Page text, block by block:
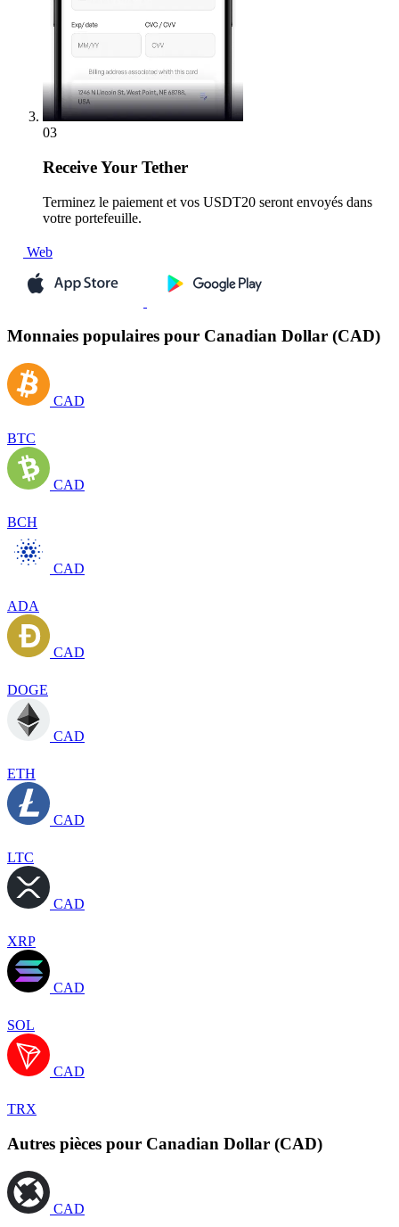
03
ReceiveYour Tether
Terminez le paiement et vos USDT20 seront envoyés dans
votre portefeuille.
Web
Monnaies populaires pour Canadian Dollar (CAD)
CAD
BTC
CAD
BCH
CAD
ADA
CAD
DOGE
CAD
ETH
CAD
LTC
CAD
XRP
CAD
SOL
CAD
TRX
Autres pièces pour Canadian Dollar (CAD)
CAD